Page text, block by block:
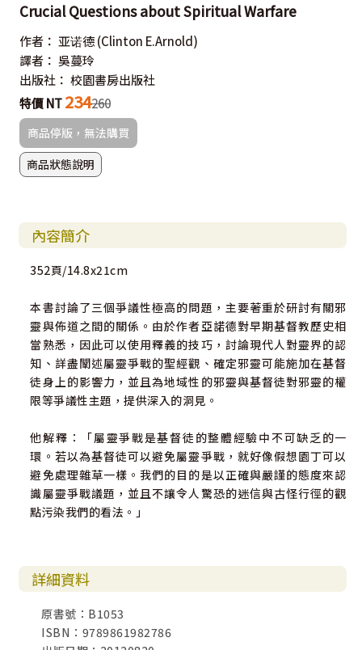
Crucial Questions about Spiritual Warfare
作者： 亚诺德 (Clinton E.Arnold)
譯者： 吳蔓玲
出版社： 校園書房出版社
特價 NT 234260
商品停版，無法購買
商品狀態說明
內容簡介
352頁/14.8x21cm
本書討論了三個爭議性極高的問題，主要著重於研討有關邪
靈與佈道之間的關係。由於作者亞諾德對早期基督教歷史相
當熟悉，因此可以使用釋義的技巧，討論現代人對靈界的認
知、詳盡闡述屬靈爭戰的聖經觀、確定邪靈可能施加在基督
徒身上的影響力，並且為地域性的邪靈與基督徒對邪靈的權
限等爭議性主題，提供深入的洞見。
他解釋：「屬靈爭戰是基督徒的整體經驗中不可缺乏的一
環。若以為基督徒可以避免屬靈爭戰，就好像假想園丁可以
避免處理雜草一樣。我們的目的是以正確與嚴謹的態度來認
識屬靈爭戰議題，並且不讓令人驚恐的迷信與古怪行徑的觀
點污染我們的看法。」
詳細資料
原書號：B1053
ISBN：9789861982786